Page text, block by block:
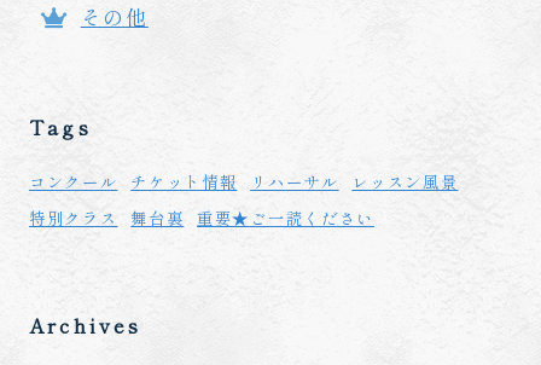
その他
Tags
コンクール チケット情報 リハーサル
レッスン風景
特別クラス
舞台裏 重要★ご一読ください
Archives